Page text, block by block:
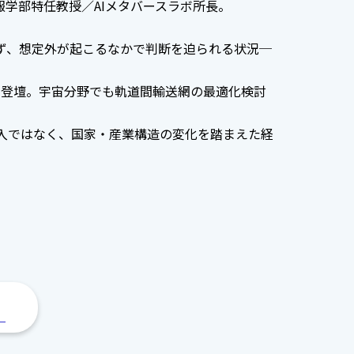
部特任教授／AIメタバースラボ所長。
、想定外が起こるなかで判断を迫られる状況─
壇。宇宙分野でも軌道間輸送網の最適化検討
はなく、国家・産業構造の変化を踏まえた経